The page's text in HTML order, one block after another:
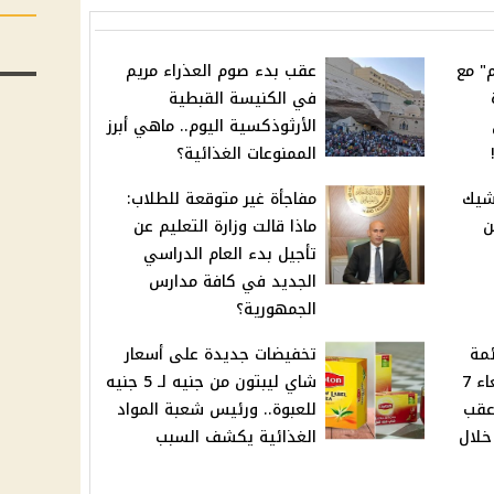
مع
عقب بدء صوم العذراء مريم
في الكنيسة القبطية
الأرثوذكسية اليوم.. ماهي أبرز
الممنوعات الغذائية؟
مفاجأة غير متوقعة للطلاب:
ماذا قالت وزارة التعليم عن
تأجيل بدء العام الدراسي
الجديد في كافة مدارس
الجمهورية؟
أسعار السجائر اليوم الأربعاء 7
عقب
بلغت 52% خلال
تخفيضات جديدة على أسعار
شاي ليبتون من جنيه لـ 5 جنيه
للعبوة.. ورئيس شعبة المواد
الغذائية يكشف السبب